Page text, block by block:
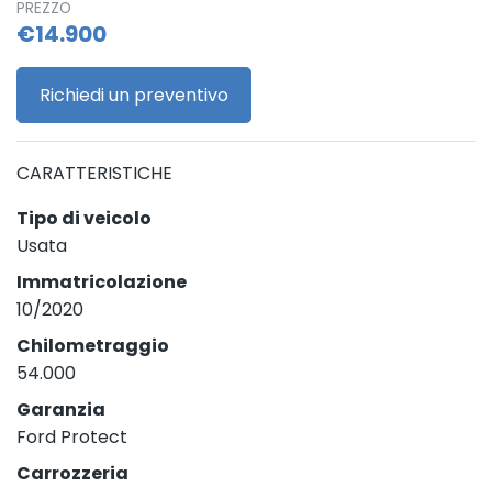
PREZZO
€14.900
Richiedi un preventivo
CARATTERISTICHE
Tipo di veicolo
Usata
Immatricolazione
10/2020
Chilometraggio
54.000
Garanzia
Ford Protect
Carrozzeria